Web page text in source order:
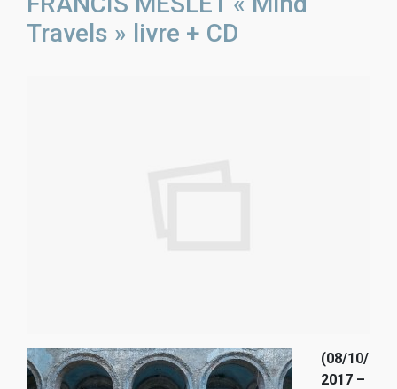
Travels » livre + CD
(08/10/
2017 –